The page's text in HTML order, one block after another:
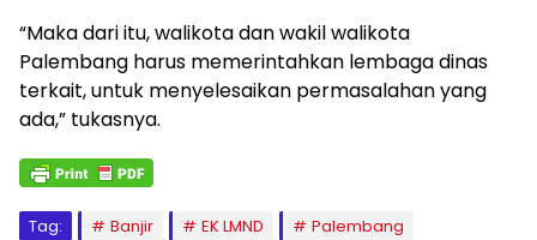
“Maka dari itu, walikota dan wakil walikota
Palembang harus memerintahkan lembaga dinas
terkait, untuk menyelesaikan permasalahan yang
ada,” tukasnya.
Tag: Banjir EK LMND
Palembang